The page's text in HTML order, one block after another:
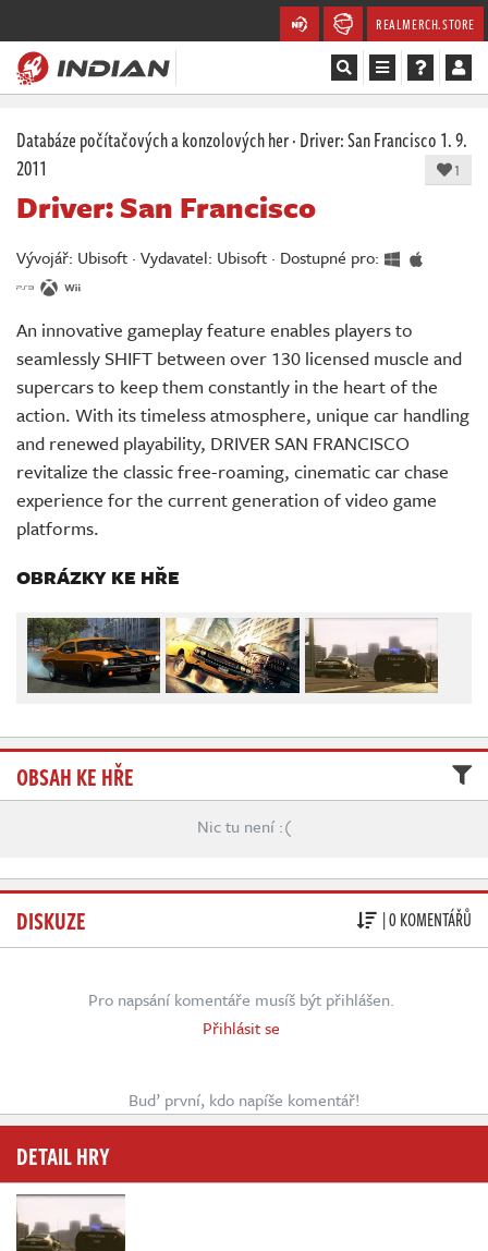
REALMERCH.STORE
Magazín
Recenze
Soutěže
Databáze
Komunita
Redakce
Živě
Databáze počítačových a konzolových her·Driver: San Francisco1. 9.
2011
1
Driver: San Francisco
Vývojář: Ubisoft · Vydavatel: Ubisoft · Dostupné pro:
An innovative gameplay feature enables players to
seamlessly SHIFT between over 130 licensed muscle and
supercars to keep them constantly in the heart of the
action. With its timeless atmosphere, unique car handling
and renewed playability, DRIVER SAN FRANCISCO
revitalize the classic free-roaming, cinematic car chase
experience for the current generation of video game
platforms.
OBRÁZKY KE HŘE
OBSAH KE HŘE
Nic tu není :(
DISKUZE | 0 KOMENTÁŘŮ
Pro napsání komentáře musíš být přihlášen.
Přihlásit se
Buď první, kdo napíše komentář!
DETAIL HRY